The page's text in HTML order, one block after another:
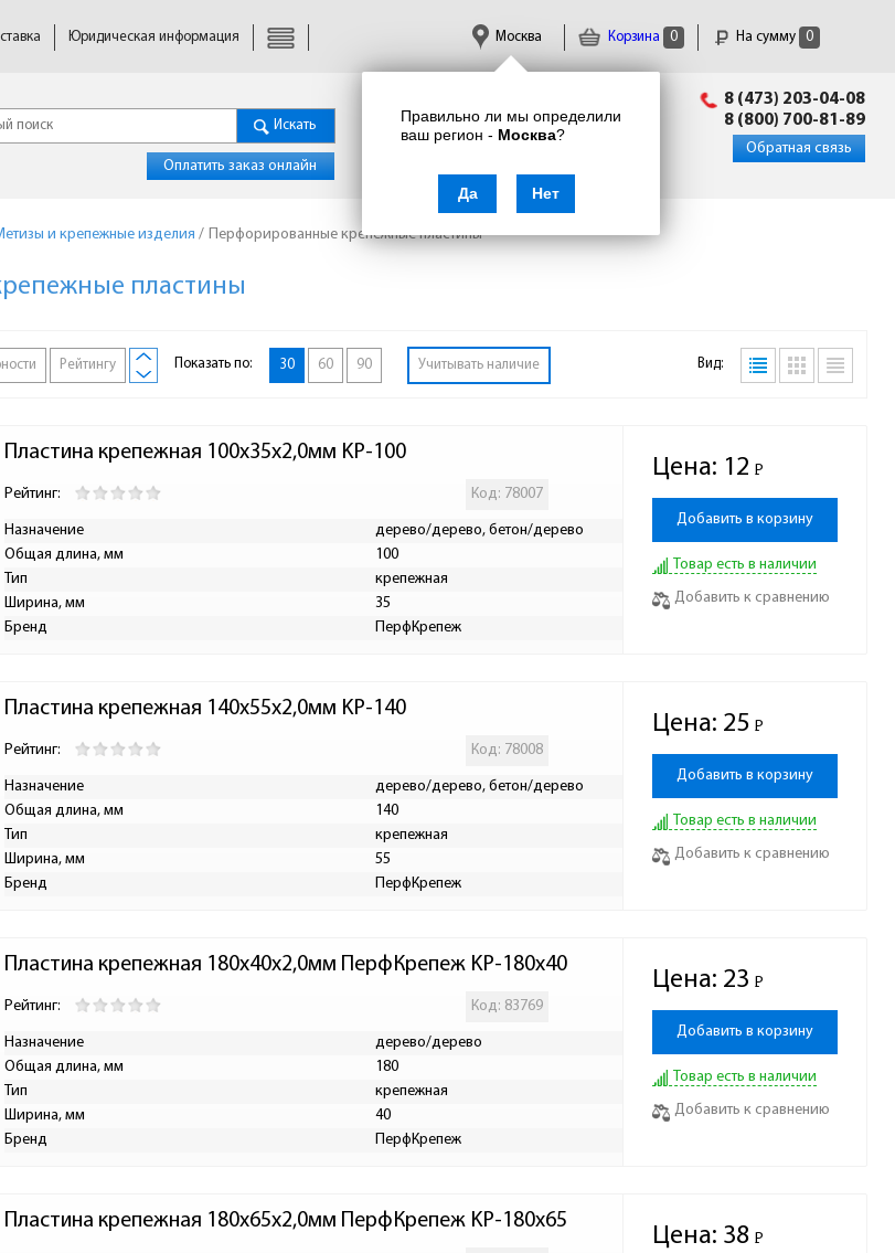
Корзина 0 На сумму 0
Правильно ли мы определили
ваш регион - Москва?
Да Нет
Москва
Юридическая информация
Искать
Оплатить заказ онлайн
info@enkor24.ru
8 (473) 203-04-08
8 (800) 700-81-89
Обратная связь
и крепежные изделия / Перфорированные крепежные пластины
пластины
Рейтингу Показать по: 30 60 90 Учитывать наличие Вид:
Пластина крепежная 100х35х2,0мм KP-100
Рейтинг: Код: 78007
Назначение
дерево/дерево, бетон/дерево
Общая длина, мм
100
Тип
крепежная
Ширина, мм
35
Бренд
ПерфКрепеж
Цена: 12 Р
-
Добавить в корзину
Товар есть в наличии
Добавить к сравнению
Пластина крепежная 140х55х2,0мм KP-140
Рейтинг: Код: 78008
Назначение
дерево/дерево, бетон/дерево
Общая длина, мм
140
Тип
крепежная
Ширина, мм
55
Бренд
ПерфКрепеж
Цена: 25 Р
-
Добавить в корзину
Товар есть в наличии
Добавить к сравнению
Пластина крепежная 180х40х2,0мм ПерфКрепеж KP-180х40
Рейтинг: Код: 83769
Назначение
дерево/дерево
Общая длина, мм
180
Тип
крепежная
Ширина, мм
40
Бренд
ПерфКрепеж
Цена: 23 Р
-
Добавить в корзину
Товар есть в наличии
Добавить к сравнению
Пластина крепежная 180х65х2,0мм ПерфКрепеж KP-180х65
Цена: 38 Р
-